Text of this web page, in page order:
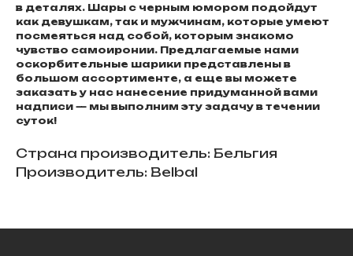
в деталях. Шары с черным юмором подойдут
как девушкам, так и мужчинам, которые умеют
посмеяться над собой, которым знакомо
чувство самоиронии. Предлагаемые нами
оскорбительные шарики представлены в
большом ассортименте, а еще вы можете
заказать у нас нанесение придуманной вами
надписи — мы выполним эту задачу в течении
суток!
Страна производитель: Бельгия
Производитель: Belbal